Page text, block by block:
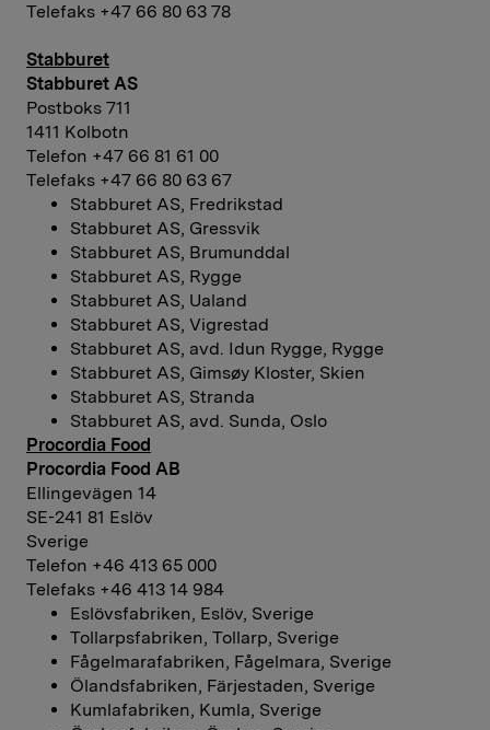
Telefaks +47 66 80 63 78
Stabburet
Stabburet AS
Postboks 711
1411 Kolbotn
Telefon +47 66 81 61 00
Telefaks +47 66 80 63 67
Stabburet AS, Fredrikstad
Stabburet AS, Gressvik
Stabburet AS, Brumunddal
Stabburet AS, Rygge
Stabburet AS, Ualand
Stabburet AS, Vigrestad
Stabburet AS, avd. Idun Rygge, Rygge
Stabburet AS, Gimsøy Kloster, Skien
Stabburet AS, Stranda
Stabburet AS, avd. Sunda, Oslo
Procordia Food
Procordia Food AB
Ellingevägen 14
SE-241 81 Eslöv
Sverige
Telefon +46 413 65 000
Telefaks +46 413 14 984
Eslövsfabriken, Eslöv, Sverige
Tollarpsfabriken, Tollarp, Sverige
Fågelmarafabriken, Fågelmara, Sverige
Ölandsfabriken, Färjestaden, Sverige
Kumlafabriken, Kumla, Sverige